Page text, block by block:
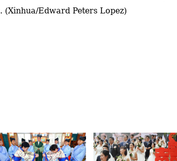
(Xinhua/Edward Peters Lopez)